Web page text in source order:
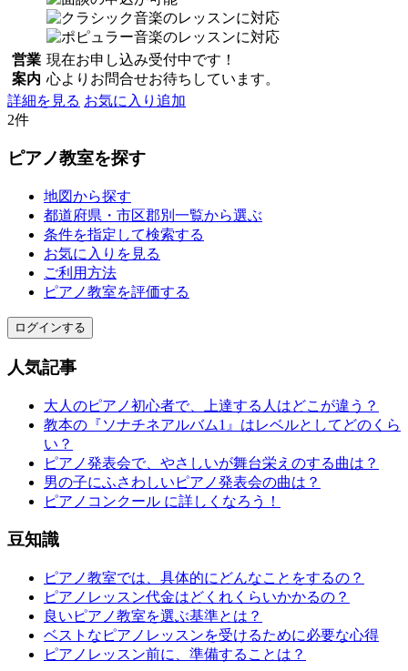
営業
案内
現在お申し込み受付中です！
心よりお問合せお待ちしています。
詳細を見る お気に入り追加
2件
ピアノ教室を探す
地図から探す
都道府県・市区郡別一覧から選ぶ
条件を指定して検索する
お気に入りを見る
ご利用方法
ピアノ教室を評価する
ログインする
人気記事
大人のピアノ初心者で、上達する人はどこが違う？
教本の『ソナチネアルバム1』はレベルとしてどのくら
い？
ピアノ発表会で、やさしいが舞台栄えのする曲は？
男の子にふさわしいピアノ発表会の曲は？
ピアノコンクール に詳しくなろう！
豆知識
ピアノ教室では、具体的にどんなことをするの？
ピアノレッスン代金はどくれくらいかかるの？
良いピアノ教室を選ぶ基準とは？
ベストなピアノレッスンを受けるために必要な心得
ピアノレッスン前に、準備することは？